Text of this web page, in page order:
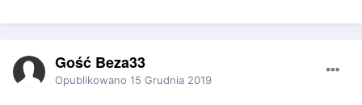
Gość Beza33
Opublikowano 15 Grudnia 2019